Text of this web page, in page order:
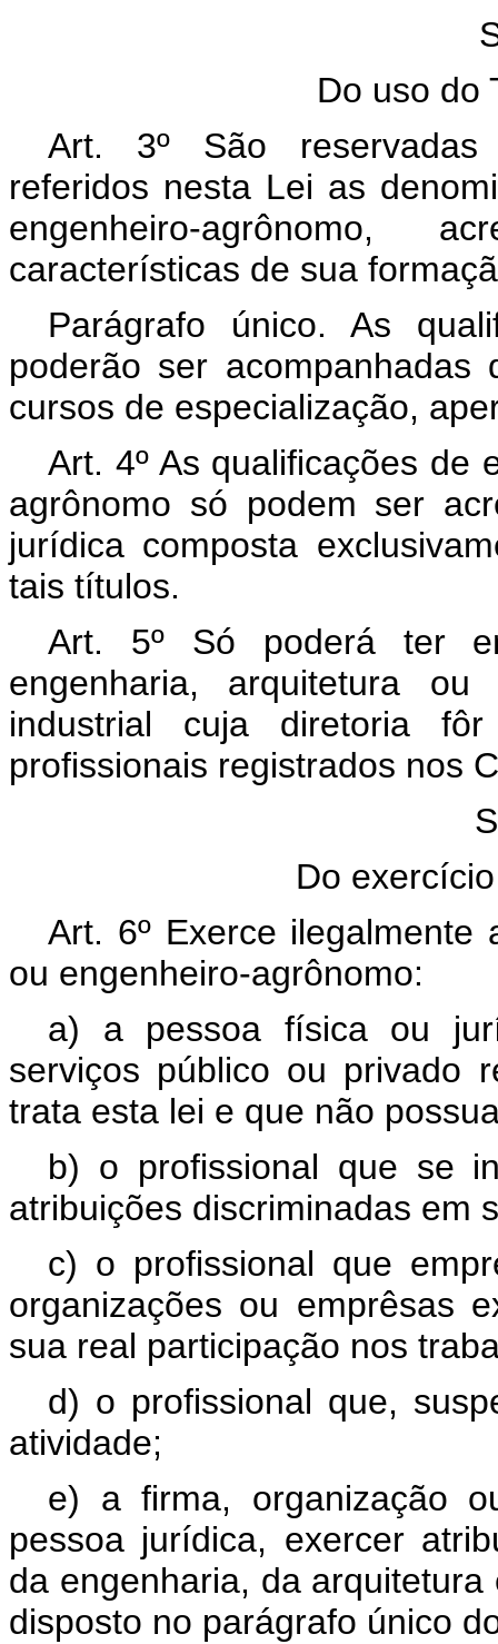
Do uso do
Art. 3º São reservadas
referidos nesta Lei as
engenheiro-agrônomo,
características de sua
Parágrafo único. As
poderão ser
cursos de especialização,
Art. 4º As qualificações de
agrônomo só podem ser
jurídica composta
tais títulos.
Art. 5º Só poderá ter
engenharia, arquitetura
industrial cuja diretoria
profissionais registrados nos
Do
Art. 6º Exerce ilegalmente
ou engenheiro-agrônomo:
a) a pessoa física ou
serviços público ou privado
trata esta lei e que não
b) o profissional que se
atribuições discriminadas em
c) o profissional que
organizações ou emprêsas
sua real participação nos
d) o profissional que,
atividade;
e) a firma, organização
pessoa jurídica, exercer
da engenharia, da
disposto no parágrafo único